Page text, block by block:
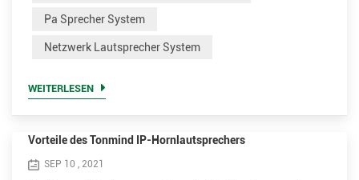
werden angewandt zu verschiedenen Gelegenheiten. wir ziel
Lautsprecher...
Pa Sprecher System
Netzwerk Lautsprecher System
WEITERLESEN
Vorteile des Tonmind IP-Hornlautsprechers
SEP 10 , 2021